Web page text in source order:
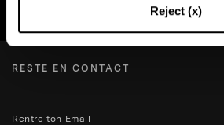
Reject (x)
RESTE EN CONTACT